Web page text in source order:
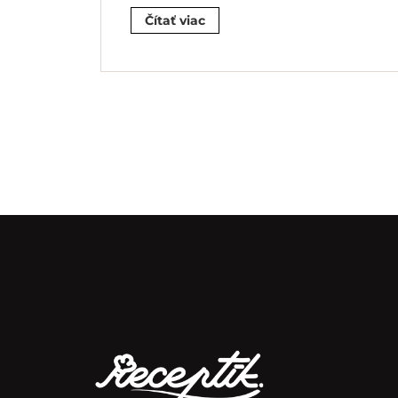
Čítať viac